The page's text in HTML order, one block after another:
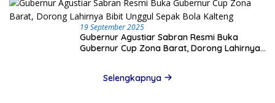
19 September 2025
Gubernur Agustiar Sabran Resmi Buka
Gubernur Cup Zona Barat, Dorong Lahirnya
Selengkapnya